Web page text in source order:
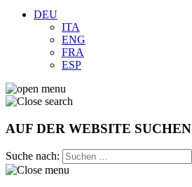
DEU
ITA
ENG
FRA
ESP
AUF DER WEBSITE SUCHEN
Suche nach: